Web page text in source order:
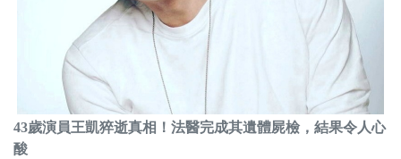
43歲演員王凱猝逝真相！法醫完成其遺體屍檢，結果令人心
酸